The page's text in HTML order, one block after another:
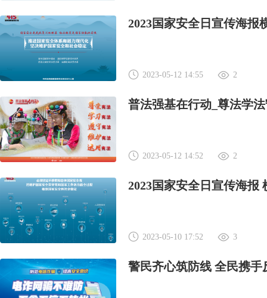
2023国家安全日宣传海报
2023-05-12 14:55 2
普法强基在行动_尊法学
2023-05-12 14:52 2
2023国家安全日宣传海报
2023-05-10 17:52 3
警民齐心筑防线 全民携手